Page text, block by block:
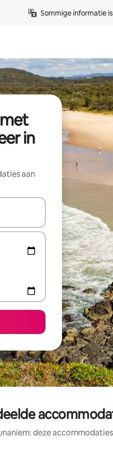
Sommige informatie
in
aan
maak je een keuze met je de
deze